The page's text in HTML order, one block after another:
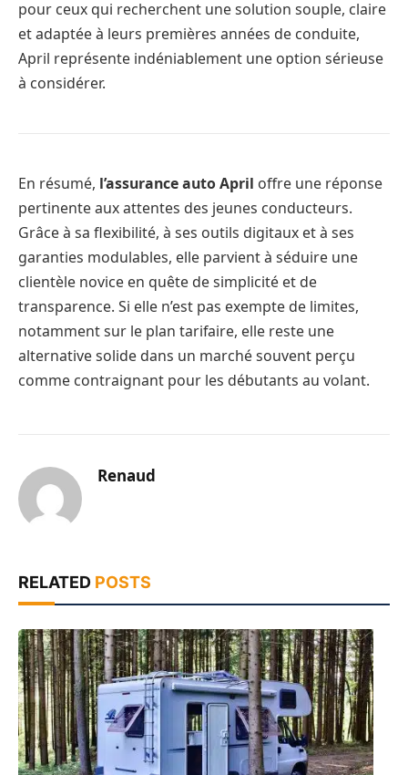
pour ceux qui recherchent une solution souple, claire
et adaptée à leurs premières années de conduite,
April représente indéniablement une option sérieuse
à considérer.
En résumé, l’assurance auto April offre une réponse
pertinente aux attentes des jeunes conducteurs.
Grâce à sa flexibilité, à ses outils digitaux et à ses
garanties modulables, elle parvient à séduire une
clientèle novice en quête de simplicité et de
transparence. Si elle n’est pas exempte de limites,
notamment sur le plan tarifaire, elle reste une
alternative solide dans un marché souvent perçu
comme contraignant pour les débutants au volant.
Renaud
RELATED POSTS